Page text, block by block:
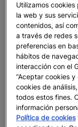
Utilizamos
la web y sus
contenidos, así
a través de redes
preferencias en
hábitos de
interacción con el
“Aceptar cookies
cookies de
todos estos fines.
información
Política de cookies